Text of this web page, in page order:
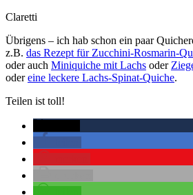
Claretti
Übrigens – ich hab schon ein paar
z.B. das Rezept für Zucchini-Rosmarin-
oder auch Miniquiche mit Lachs oder
odereine leckere Lachs-Spinat-Quiche.
Teilen ist toll!